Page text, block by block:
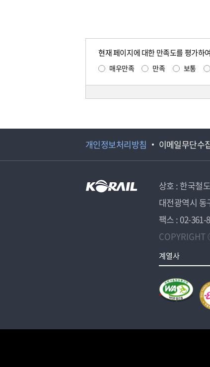
현재 페이지에 대한 만족도를 평가하
매우만족 만족 보통
개인정보처리방침 이메일무단수
상호 : 한국철
대전광역시 동
팩스 : 02-361-
COPYRIGHT
계열사